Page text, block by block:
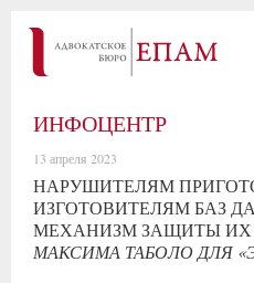
ИНФОЦЕНТР
13 апреля 2023
НАРУШИТЕЛЯМ
ИЗГОТОВИТЕЛЯМ БАЗ
МЕХАНИЗМ ЗАЩИТЫ ИХ
МАКСИМА ТАБОЛО ДЛЯ